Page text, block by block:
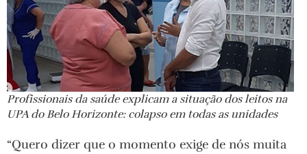
Profissionais da saúde explicam a situação dos leitos na
UPA do Belo Horizonte: colapso em todas as unidades
“Quero dizer que o momento exige de nós muita